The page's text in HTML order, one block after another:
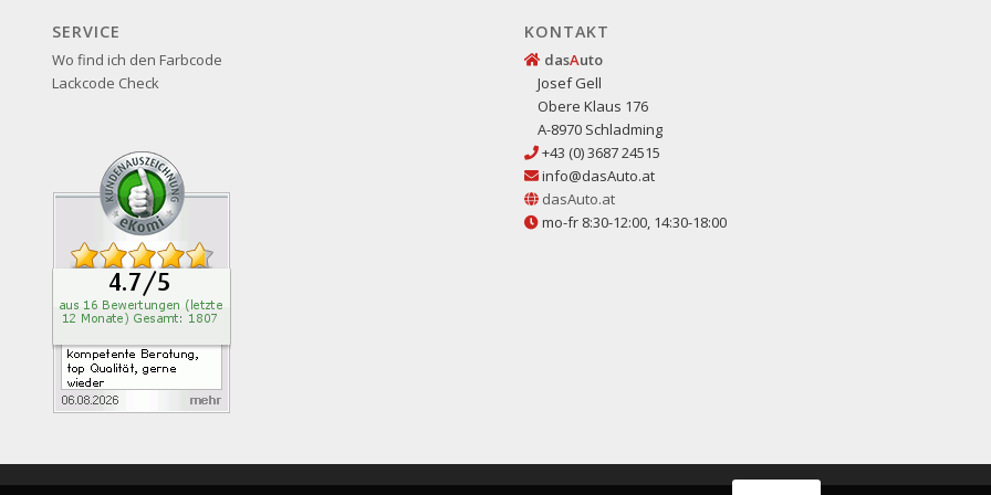
SERVICE
Wo find ich den Farbcode
Lackcode Check
KONTAKT
dasAuto
Josef Gell
Obere Klaus 176
A-8970 Schladming
+43 (0) 3687 24515
info@dasAuto.at
dasAuto.at
mo-fr 8:30-12:00, 14:30-18:00